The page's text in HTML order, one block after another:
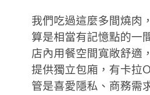
我們吃過這麼多間燒肉
算是相當有記憶點的一
店內用餐空間寬敞舒適
提供獨立包廂，有卡拉
管是喜愛隱私、商務需